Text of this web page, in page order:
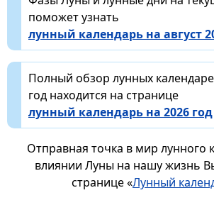
поможет узнать
лунный календарь на август
Полный обзор лунных
год находится на странице
лунный календарь на 2026 год
Отправная точка в мир лунного
влиянии Луны на нашу жизнь
странице «Лунный